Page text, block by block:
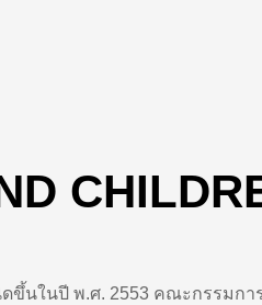
ดขึ้นในปี พ.ศ. 2553 คณะกรรมกา